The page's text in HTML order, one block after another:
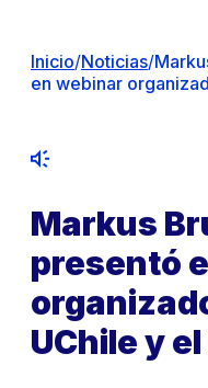
Inicio/Noticias/
en webinar
Markus
presentó
UChile y